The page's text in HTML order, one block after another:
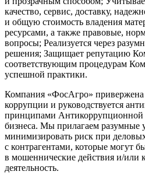
качество, сервис, доставку,
и общую стоимость владения
ресурсами, а также правовые,
вопросы; Реализуется через
решения; Защищает репутацию
соответствующим процедурам
успешной практики.
Компания «ФосАгро» привержена
коррупции и руководствуется
принципами Антикоррупционной
бизнеса. Мы прилагаем разумные
минимизировать риск при
с контрагентами, которые могут
в мошеннические действия и/или
деятельность.